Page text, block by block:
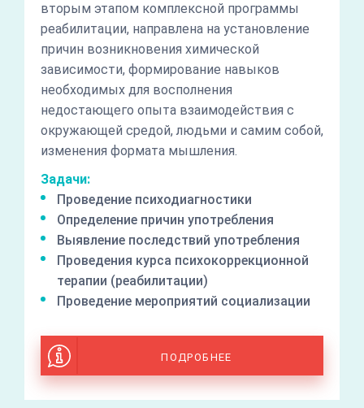
вторым этапом комплексной программы
реабилитации, направлена на установление
причин возникновения химической
зависимости, формирование навыков
необходимых для восполнения
недостающего опыта взаимодействия с
окружающей средой, людьми и самим собой,
изменения формата мышления.
Задачи:
Проведение психодиагностики
Определение причин употребления
Выявление последствий употребления
Проведения курса психокоррекционной
терапии (реабилитации)
Проведение мероприятий социализации
ПОДРОБНЕЕ